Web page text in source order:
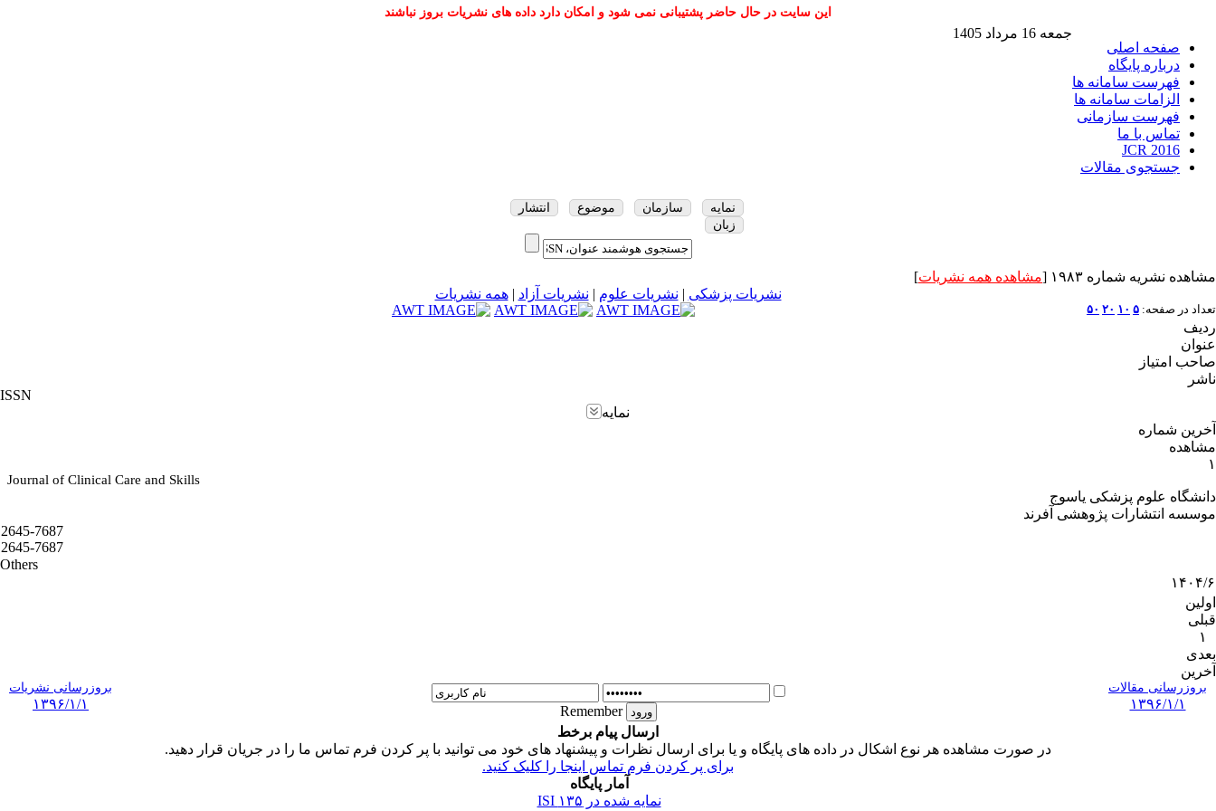
این سایت در حال حاضر پشتیبانی نمی شود و امکان دارد داده های نشریات بروز نباشند
صفحه اصلی
درباره پایگاه
فهرست سامانه ها
الزامات سامانه ها
فهرست سازمانی
تماس با ما
JCR 2016
جستجوی مقالات
جمعه 16 مرداد 1405
نمایه سازمان موضوع
انتشار
زبان
مشاهده نشریه شماره ۱۹۸۳ [ مشاهده همه نشریات]
نشریات پزشکی | نشریات علوم | نشریات آزاد |همه نشریات
تعداد در صفحه: ۵ ۱۰ ۲۰ ۵۰
ردیف
عنوان
صاحب امتیاز
ناشر
ISSN
نمایه
آخرین شماره
مشاهده
۱
Journal of Clinical Care and Skills
دانشگاه علوم پزشکی یاسوج
موسسه انتشارات پژوهشی آفرند
2645-7687
2645-7687
Others
۱۴۰۴/۶
اولین
قبلی
۱
بعدی
آخرین
بروزرسانی نشریات
۱۳۹۶/۱/۱
بروزرسانی مقالات
۱۳۹۶/۱/۱
Remember
ارسال پیام برخط
در صورت مشاهده هر نوع اشکال در داده های پایگاه و یا برای ارسال نظرات و پیشنهاد های خود می توانید با پر کردن فرم تماس ما را در جریان قرار دهید.
برای پر کردن فرم تماس اینجا را کلیک کنید.
آمار پایگاه
نمایه شده در ISI ۱۳۵